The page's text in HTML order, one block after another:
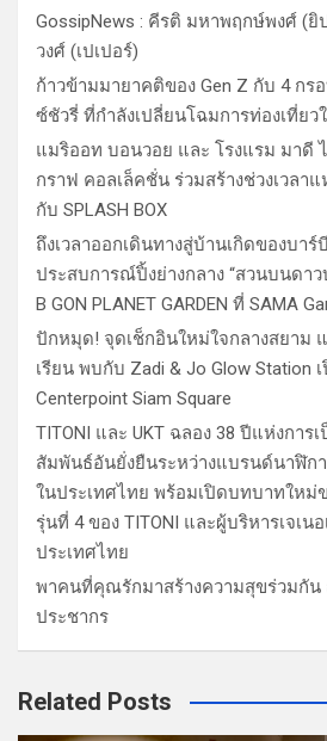
GossipNews : คีรติ มหาพฤกษ์พงศ์ (
วงศ์ (เปเปอร์)
ก้าวข้ามมายาคติของ Gen Z กับ 4 ก
ซ์ชัวรี่ ที่กำลังเปลี่ยนโฉมการท่องเที่ยว
แมริออท บอนวอย และ โรงแรม มาดี
กราฟ คอลเล็คชั่น ร่วมสร้างช่วงเวลา
กับ SPLASH BOX
ถึงเวลาออกเดินทางสู่บ้านเกิดของบา
ประสบการณ์ปิ้งย่างกลาง “สวนบนดาว
B GON PLANET GARDEN ที่ SAMA
ปักหมุด! จุดเช็กอินใหม่ใจกลางสยาม
เรียน พบกับ Zadi & Jo Glow Station
Centerpoint Siam Square
TITONI และ UKT ฉลอง 38 ปีแห่งกา
สัมพันธ์อันยั่งยืนระหว่างแบรนด์นาฬิก
ในประเทศไทย พร้อมเปิดบทบาทใหม่
รุ่นที่ 4 ของ TITONI และผู้บริหารเจเน
ประเทศไทย
พาคนที่คุณรักมาสร้างความสุขร่วมกัน
ประชากร
Related Posts